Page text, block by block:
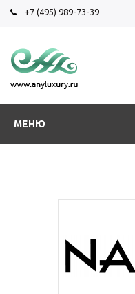
+7 (495) 989-73-39
МЕНЮ